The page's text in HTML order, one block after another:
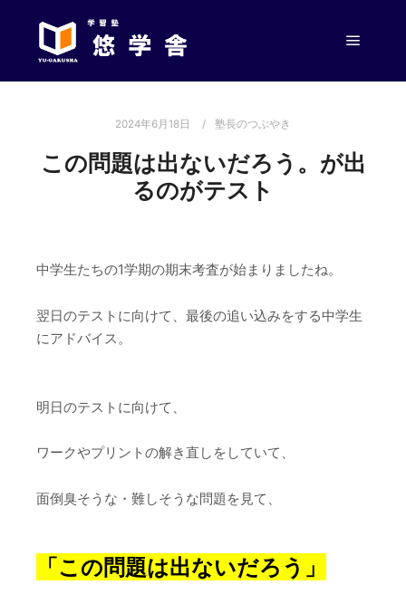
2024年6月18日 塾長のつぶやき
この問題は出ないだろう。が出
るのがテスト
中学生たちの1学期の期末考査が始まりましたね。
翌日のテストに向けて、最後の追い込みをする中学生
にアドバイス。
明日のテストに向けて、
ワークやプリントの解き直しをしていて、
面倒臭そうな・難しそうな問題を見て、
「この問題は出ないだろう」